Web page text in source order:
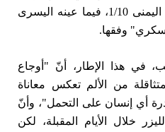
تتجاوز نسبة الإبصار في عينه اليمنى 1/10، فيما عينه اليسرى
وفقها.
في هذا الإطار، أنّ "أوجاع
من الألم تعكس معاناة
أي إنسان على التحمل"، وأنّ
خلال الأيام المقبلة، لكن